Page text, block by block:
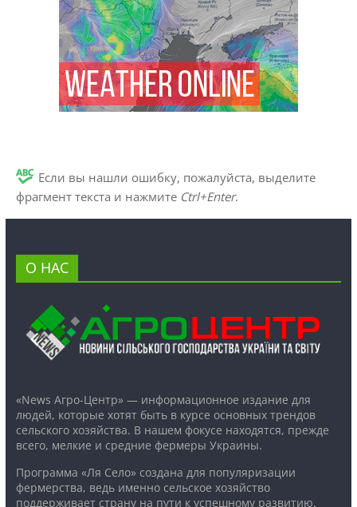
Если вы нашли ошибку, пожалуйста, выделите
фрагмент текста и нажмите Ctrl+Enter.
О НАС
«News Агро-Центр» — информационное издание для
людей, которые хотят быть в курсе основных трендов
сельского хозяйства. В нашем фокусе находятся, прежде
всего, мелкие и средние фермеры Украины.
Программа «Ля Село» создана для популяризации
фермерства, ведь именно сельское хозяйство
поддерживает страну на пути к успешному развитию.